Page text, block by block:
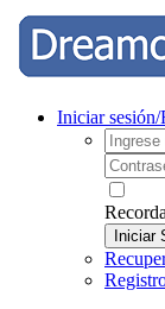
Iniciar sesión/
Iniciar